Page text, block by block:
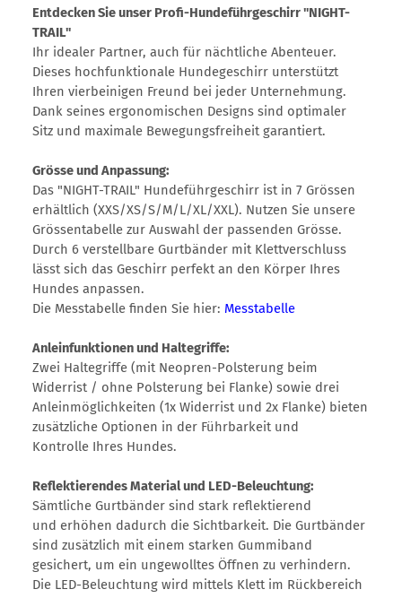
Entdecken Sie unser Profi-Hundeführgeschirr "NIGHT-
TRAIL"
Ihr idealer Partner, auch für nächtliche Abenteuer.
Dieses hochfunktionale Hundegeschirr unterstützt
Ihren vierbeinigen Freund bei jeder Unternehmung.
Dank seines ergonomischen Designs sind optimaler
Sitz und maximale Bewegungsfreiheit garantiert.
Grösse und Anpassung:
Das "NIGHT-TRAIL" Hundeführgeschirr ist in 7 Grössen
erhältlich (XXS/XS/S/M/L/XL/XXL). Nutzen Sie unsere
Grössentabelle zur Auswahl der passenden Grösse.
Durch 6 verstellbare Gurtbänder mit Klettverschluss
lässt sich das Geschirr perfekt an den Körper Ihres
Hundes anpassen.
Die Messtabelle finden Sie hier: Messtabelle
Anleinfunktionen und Haltegriffe:
Zwei Haltegriffe (mit Neopren-Polsterung beim
Widerrist / ohne Polsterung bei Flanke) sowie drei
Anleinmöglichkeiten (1x Widerrist und 2x Flanke) bieten
zusätzliche Optionen in der Führbarkeit und
Kontrolle Ihres Hundes.
Reflektierendes Material und LED-Beleuchtung:
Sämtliche Gurtbänder sind stark reflektierend
und erhöhen dadurch die Sichtbarkeit. Die Gurtbänder
sind zusätzlich mit einem starken Gummiband
gesichert, um ein ungewolltes Öffnen zu verhindern.
Die LED-Beleuchtung wird mittels Klett im Rückbereich